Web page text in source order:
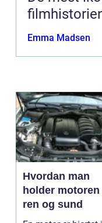
Emma Madsen
Hvordan man
holder motoren
ren og sund